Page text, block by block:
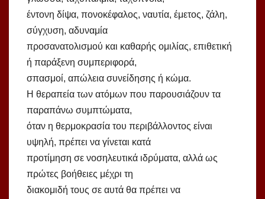
έντονη δίψα, πονοκέφαλος, ναυτία, έμετος, ζάλη,
σύγχυση, αδυναμία
προσανατολισμού και καθαρής ομιλίας, επιθετική
ή παράξενη συμπεριφορά,
σπασμοί, απώλεια συνείδησης ή κώμα.
Η θεραπεία των ατόμων που παρουσιάζουν τα
παραπάνω συμπτώματα,
όταν η θερμοκρασία του περιβάλλοντος είναι
υψηλή, πρέπει να γίνεται κατά
προτίμηση σε νοσηλευτικά ιδρύματα, αλλά ως
πρώτες βοήθειες μέχρι τη
διακομιδή τους σε αυτά θα πρέπει να